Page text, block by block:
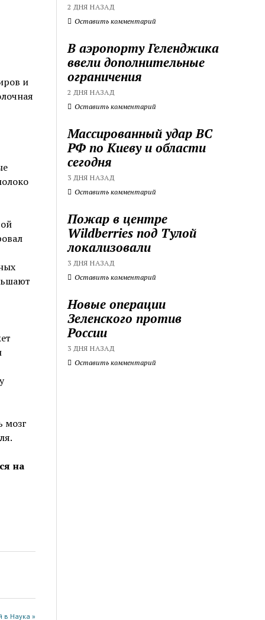
и
мозг
на
в Наука »
2 ДНЯ НАЗАД
Оставить комментарий
В аэропорту Геленджика
ввели дополнительные
ограничения
2 ДНЯ НАЗАД
Оставить комментарий
Массированный удар ВС
РФ по Киеву и области
сегодня
3 ДНЯ НАЗАД
Оставить комментарий
Пожар в центре
Wildberries под Тулой
локализовали
3 ДНЯ НАЗАД
Оставить комментарий
Новые операции
Зеленского против
России
3 ДНЯ НАЗАД
Оставить комментарий